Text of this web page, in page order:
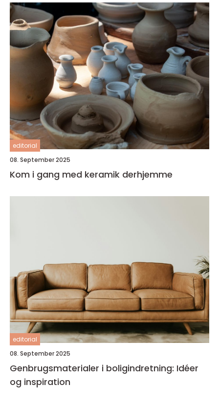
editorial
08. September 2025
Kom i gang med keramik derhjemme
editorial
08. September 2025
Genbrugsmaterialer i boligindretning: Idéer
og inspiration